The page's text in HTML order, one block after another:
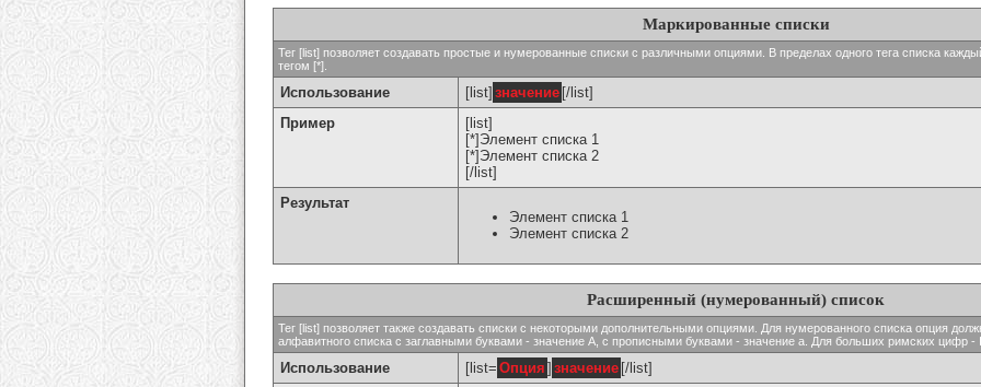
Маркированные списки
Тег [list] позволяет создавать простые и нумерованные списки с различными опциями. В пределах одного тега списка
тегом [*].
Использование [list] значение [/list]
Пример
[list]
[*]Элемент списка 1
[*]Элемент списка 2
[/list]
Результат
Элемент списка 1
Элемент списка 2
Расширенный (нумерованный) список
Тег [list] позволяет также создавать списки с некоторыми дополнительными опциями. Для нумерованного списка опция
алфавитного списка с заглавными буквами - значение A, с прописными буквами - значение а. Для больших римских цифр -
Использование [list= Опция ] значение [/list]